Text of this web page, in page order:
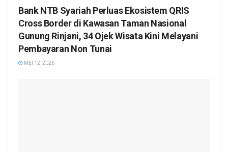
Bank NTB Syariah Perluas Ekosistem QRIS
Cross Border di Kawasan Taman Nasional
Gunung Rinjani, 34 Ojek Wisata Kini Melayani
Pembayaran Non Tunai
MEI 12, 2026